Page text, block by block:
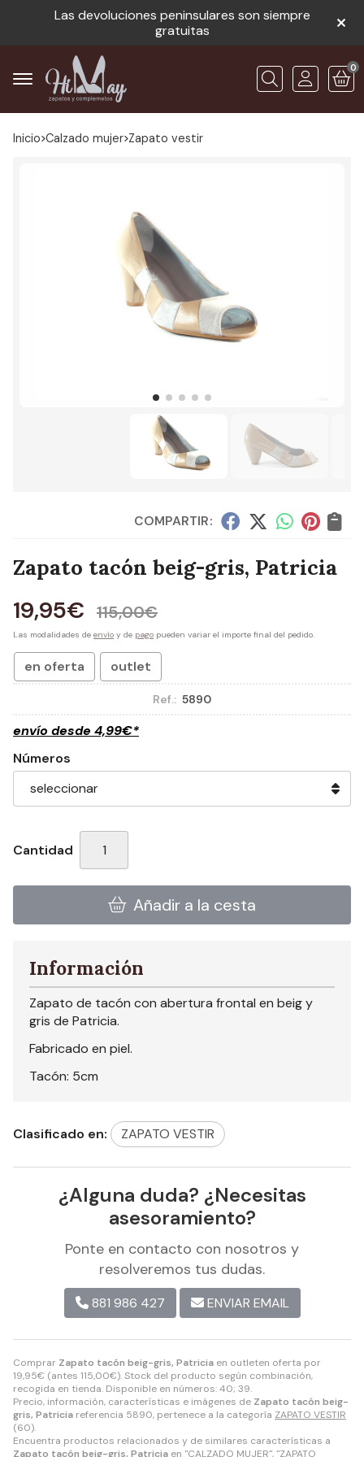
Las devoluciones peninsulares son siempre
gratuitas
Buscar
0
Inicio calzado mujer zapato vestir
COMPARTIR:
Zapato tacón beig-gris, Patricia
19,95€ 115,00€
Las modalidades de envío y de pago pueden variar el importe final del pedido.
en oferta outlet
Ref.: 5890
envío desde 4,99€*
Números
Cantidad
Añadir a la cesta
Comprar Zapato tacón beig-gris, Patricia en outleten oferta por
19,95€ (antes 115,00€). Stock del producto según combinación,
recogida en tienda. Disponible en números: 40; 39.
Precio, información, características e imágenes de Zapato tacón beig-
gris, Patricia referencia 5890, pertenece a la categoría ZAPATO VESTIR
(60).
Encuentra productos relacionados y de similares características a
Zapato tacón beig-gris, Patricia en "CALZADO MUJER", "ZAPATO
Información
Zapato de tacón con abertura frontal en beig y
gris de Patricia.
Fabricado en piel.
Tacón: 5cm
Clasificado en: ZAPATO VESTIR
¿Alguna duda? ¿Necesitas
asesoramiento?
Ponte en contacto con nosotros y
resolveremos tus dudas.
881 986 427 ENVIAR EMAIL